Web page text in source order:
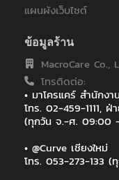
แผนผังเว็บไซต์
ข้อมูลร้าน
MacroCare Co.,
โทรติดต่อ:
• มาโครแคร์ สำนักง
โทร. 02-459-1111,
(ทุกวัน จ.-ศ. 09:00
• @Curve เชียงใหม่
โทร. 053-273-133